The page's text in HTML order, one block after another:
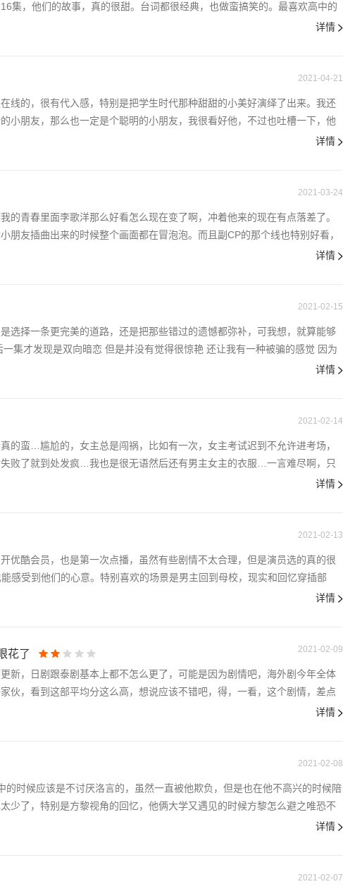
集，他们的故事，真的很甜。台词都很经典，也做蛮搞笑的。最喜欢高中的
详情
2021-04-21
线的，很有代入感，特别是把学生时代那种甜甜的小美好演绎了出来。我还
小朋友，那么也一定是个聪明的小朋友，我很看好他，不过也吐槽一下，他
详情
2021-03-24
青春里面李歌洋那么好看怎么现在变了啊，冲着他来的现在有点落差了。
友插曲出来的时候整个画面都在冒泡泡。而且副CP的那个线也特别好看，
详情
2021-02-15
选择一条更完美的道路，还是把那些错过的遗憾都弥补，可我想，就算能够
集才发现是双向暗恋 但是并没有觉得很惊艳 还让我有一种被骗的感觉 因为
详情
2021-02-14
的蛮…尴尬的，女主总是闯祸，比如有一次，女主考试迟到不允许进考场，
败了就到处发疯…我也是很无语然后还有男主女主的衣服…一言难尽啊，只
详情
2021-02-13
优酷会员，也是第一次点播，虽然有些剧情不太合理，但是演员选的真的很
感受到他们的心意。特别喜欢的场景是男主回到母校，现实和回忆穿插部
详情
花了 2021-02-09
新，日剧跟泰剧基本上都不怎么更了，可能是因为剧情吧，海外剧今年全体
伙，看到这部平均分这么高，想说应该不错吧，得，一看，这个剧情，差点
详情
2021-02-08
时候应该是不讨厌洛言的，虽然一直被他欺负，但是也在他不高兴的时候陪
少了，特别是方黎视角的回忆，他俩大学又遇见的时候方黎怎么避之唯恐不
详情
2021-02-07